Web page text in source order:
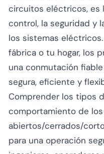
circuitos eléctricos, es
control, la seguridad y
los sistemas
fábrica o tu hogar, los
una conmutación
segura, eficiente y
Comprender los tipos
comportamiento de
abiertos/cerrados/
para una operación